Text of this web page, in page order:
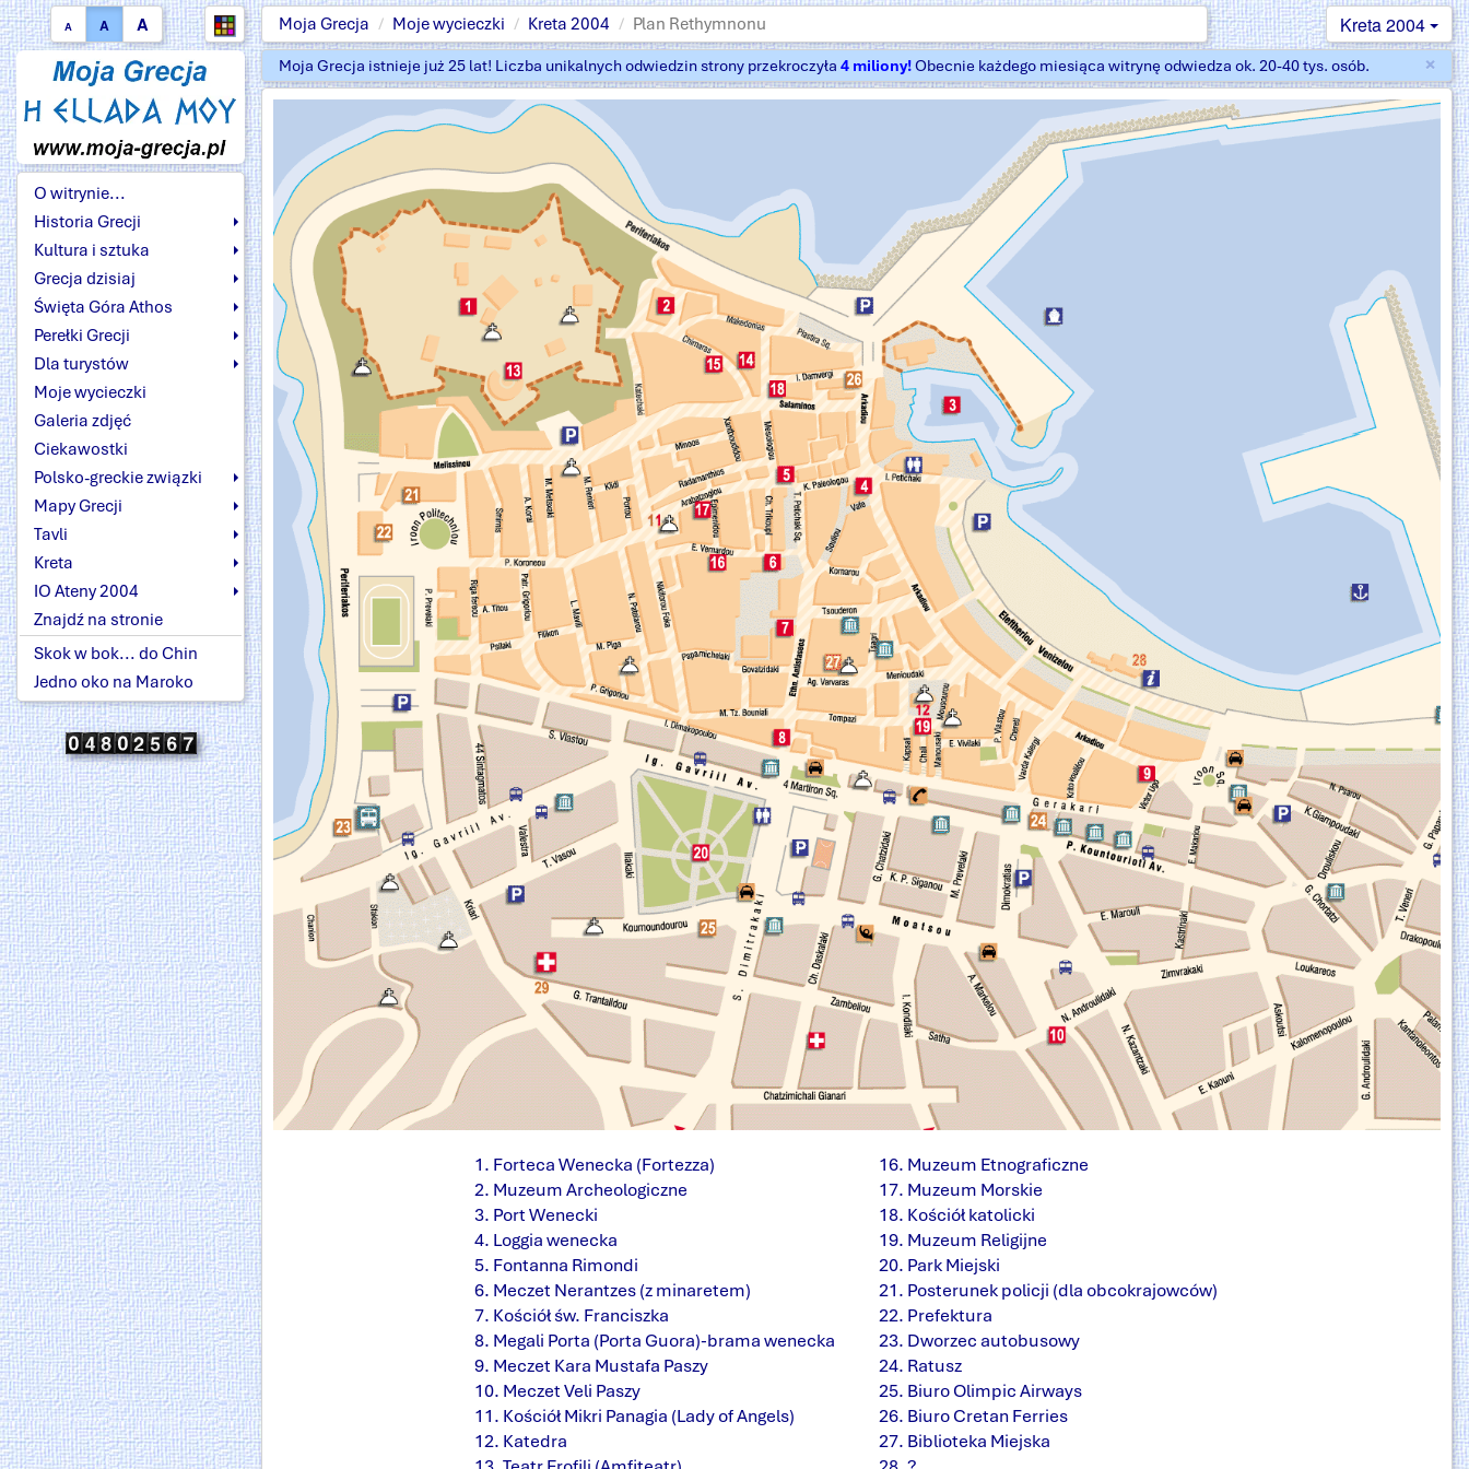
A A A Moja Grecja Moje wycieczki Kreta 2004 Plan Rethymnonu Kreta 2004
O witrynie...
Historia Grecji
Kultura i sztuka
Grecja dzisiaj
Święta Góra Athos
Perełki Grecji
Dla turystów
Moje wycieczki
Galeria zdjęć
Ciekawostki
Polsko-greckie związki
Mapy Grecji
Tavli
Kreta
IO Ateny 2004
Znajdź na stronie
Skok w bok... do Chin
Jedno oko na Maroko
×
Moja Grecja istnieje już 25 lat! Liczba unikalnych odwiedzin strony przekroczyła 4 miliony!Obecnie każdego miesiąca witrynę odwiedza ok. 20-40 tys. osób.
Forteca Wenecka (Fortezza)
Muzeum Archeologiczne
Port Wenecki
Loggia wenecka
Fontanna Rimondi
Meczet Nerantzes (z minaretem)
Kościół św. Franciszka
Megali Porta (Porta Guora)-brama wenecka
Meczet Kara Mustafa Paszy
Meczet Veli Paszy
Kościół Mikri Panagia (Lady of Angels)
Katedra
Muzeum Etnograficzne
Muzeum Morskie
Kościół katolicki
Muzeum Religijne
Park Miejski
Posterunek policji (dla obcokrajowców)
Prefektura
Dworzec autobusowy
Ratusz
Biuro Olimpic Airways
Biuro Cretan Ferries
Biblioteka Miejska